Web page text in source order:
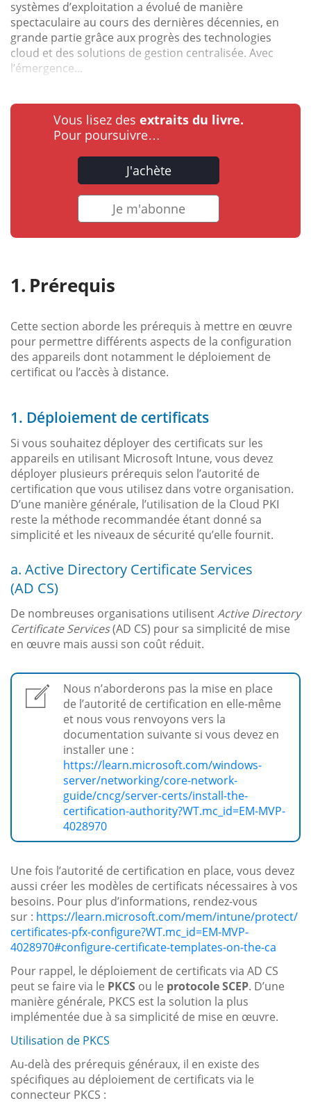
systèmes d’exploitation a évolué de manière
spectaculaire au cours des dernières décennies, en
grande partie grâce aux progrès des technologies
cloud et des solutions de gestion centralisée. Avec
l’émergence...
Vous lisez des extraits du livre.
Pour poursuivre…
J'achète
Je m'abonne
Prérequis
Cette section aborde les prérequis à mettre en œuvre
pour permettre différents aspects de la configuration
des appareils dont notamment le déploiement de
certificat ou l’accès à distance.
1. Déploiement de certificats
Si vous souhaitez déployer des certificats sur les
appareils en utilisant Microsoft Intune, vous devez
déployer plusieurs prérequis selon l’autorité de
certification que vous utilisez dans votre organisation.
D’une manière générale, l’utilisation de la Cloud PKI
reste la méthode recommandée étant donné sa
simplicité et les niveaux de sécurité qu’elle fournit.
a. Active Directory Certificate Services
(AD CS)
De nombreuses organisations utilisentActive Directory
Certificate Services(AD CS) pour sa simplicité de mise
en œuvre mais aussi son coût réduit.
Nous n’aborderons pas la mise en place
de l’autorité de certification en elle-même
et nous vous renvoyons vers la
documentation suivante si vous devez en
installer une :
https://learn.microsoft.com/windows-
server/networking/core-network-
guide/cncg/server-certs/install-the-
certification-authority?WT.mc_id=EM-MVP-
4028970
Une fois l’autorité de certification en place, vous devez
aussi créer les modèles de certificats nécessaires à vos
besoins. Pour plus d’informations, rendez-vous
sur : https://learn.microsoft.com/mem/intune/protect/
certificates-pfx-configure?WT.mc_id=EM-MVP-
4028970#configure-certificate-templates-on-the-ca
Pour rappel, le déploiement de certificats via AD CS
peut se faire via le PKCS ou le protocole SCEP. D’une
manière générale, PKCS est la solution la plus
implémentée due à sa simplicité de mise en œuvre.
Utilisation de PKCS
Au-delà des prérequis généraux, il en existe des
spécifiques au déploiement de certificats via le
connecteur PKCS :